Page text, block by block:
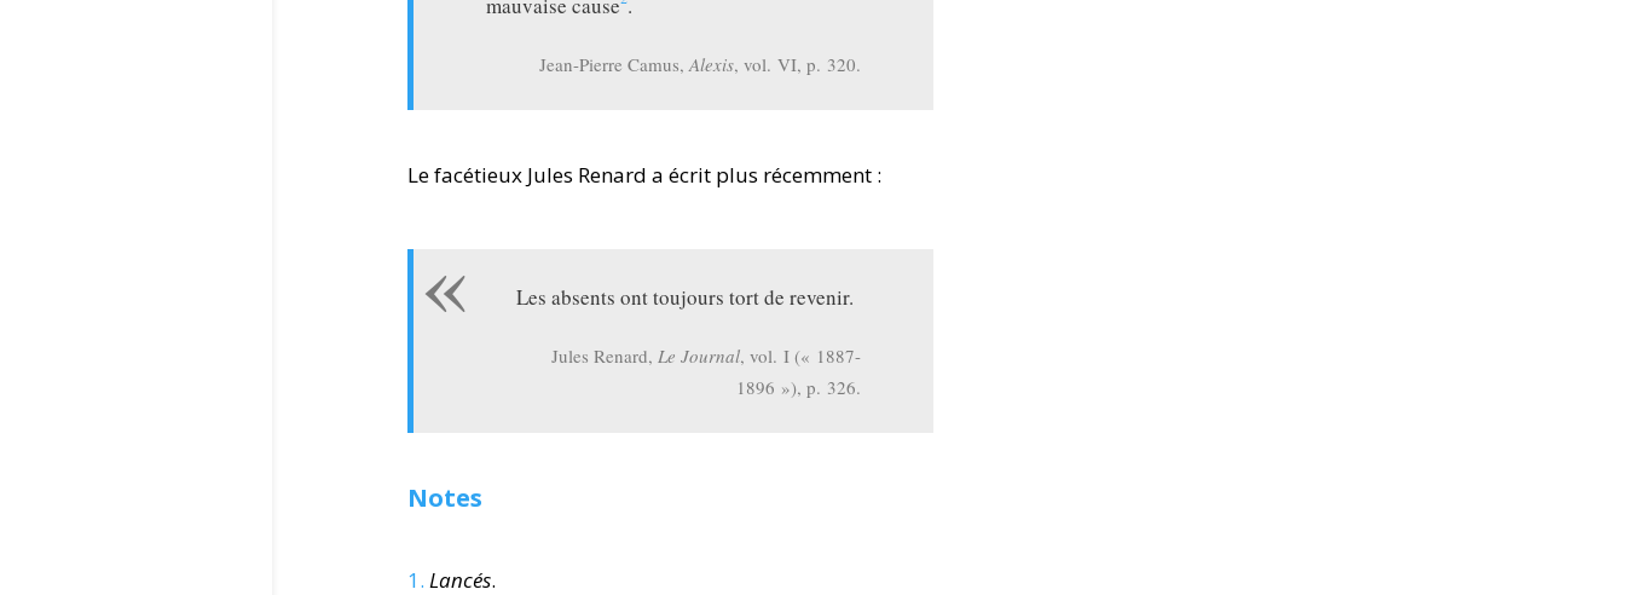
Jean-Pierre Camus,Alexis, vol. VI, p. 320.
Le facétieux Jules Renard a écrit plus récemment :
Les absents ont toujours tort de revenir.
Jules Renard, Le Journal, vol. I (« 1887-
1896 »), p. 326.
Notes
1. Lancés.